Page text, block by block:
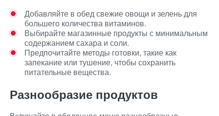
Добавляйте в обед свежие овощи и зелень для
большего количества витаминов.
Выбирайте магазинные продукты с минимальным
содержанием сахара и соли.
Предпочитайте методы готовки, такие как
запекание или тушение, чтобы сохранить
питательные вещества.
Разнообразие продуктов